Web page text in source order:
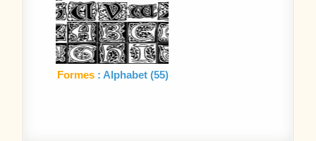
Formes : Alphabet (55)